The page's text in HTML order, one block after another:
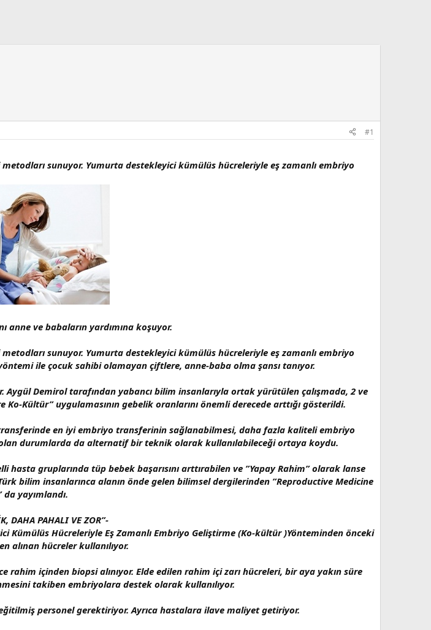
#1
sunuyor. Yumurta destekleyici kümülüs hücreleriyle eş zamanlı embriyo
anne ve babaların yardımına koşuyor.
sunuyor. Yumurta destekleyici kümülüs hücreleriyle eş zamanlı embriyo
ile çocuk sahibi olamayan çiftlere, anne-baba olma şansı tanıyor.
Aygül Demirol tarafından yabancı bilim insanlarıyla ortak yürütülen çalışmada, 2 ve
Kültür” uygulamasının gebelik oranlarını önemli derecede arttığı gösterildi.
en iyi embriyo transferinin sağlanabilmesi, daha fazla kaliteli embriyo
durumlarda da alternatif bir teknik olarak kullanılabileceği ortaya koydu.
gruplarında tüp bebek başarısını arttırabilen ve ”Yapay Rahim” olarak lanse
bilim insanlarınca alanın önde gelen bilimsel dergilerinden ”Reproductive Medicine
da yayımlandı.
DAHA PAHALI VE ZOR”-
Kümülüs Hücreleriyle Eş Zamanlı Embriyo Geliştirme (Ko-kültür )Yönteminden önceki
alınan hücreler kullanılıyor.
içinden biopsi alınıyor. Elde edilen rahim içi zarı hücreleri, bir aya yakın süre
takiben embriyolara destek olarak kullanılıyor.
personel gerektiriyor. Ayrıca hastalara ilave maliyet getiriyor.